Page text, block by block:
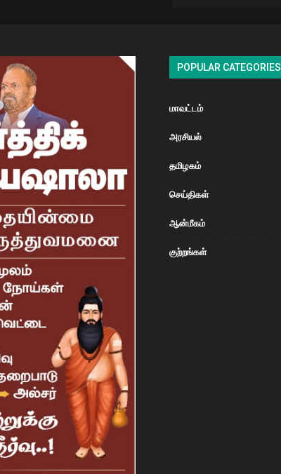
POPULAR CATEGORIES
மாவட்டம்
அரசியல்
தமிழகம்
செய்திகள்
ஆன்மீகம்
குற்றங்கள்